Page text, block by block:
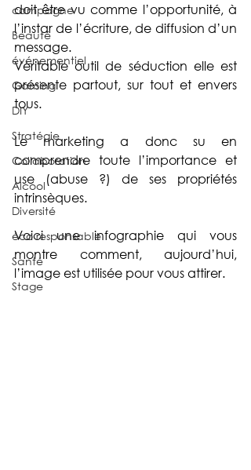
campagne
Beauté
événementiel
Gaming
DIY
Stratégie
Collaboration
Alcool
Diversité
éco responsable
Santé
Stage
doit être vu comme l’opportunité, à
l’instar de l’écriture, de diffusion d’un
message.
Véritable outil de séduction elle est
présente partout, sur tout et envers
tous.
Le marketing a donc su en
comprendre toute l’importance et
use (abuse ?) de ses propriétés
intrinsèques.
Voici une infographie qui vous
montre comment, aujourd’hui,
l’image est utilisée pour vous attirer.